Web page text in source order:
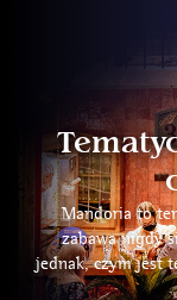
Mandoria to
zabawa nigdy
jednak, czym jest